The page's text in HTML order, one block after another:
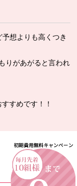
想よりも高くつき
りがあがると言われ
すめです！！